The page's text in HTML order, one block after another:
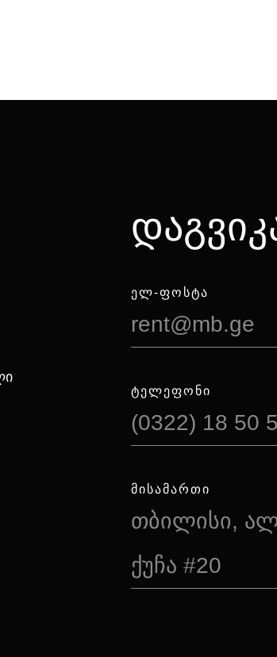
ᲔᲚ-ᲤᲝᲡᲢᲐ
rent@mb.ge
ᲢᲔᲚᲔᲤᲝᲜᲘ
(0322) 18 50
ᲛᲘᲡᲐᲛᲐᲠᲗᲘ
თბილისი,
ქუჩა #20